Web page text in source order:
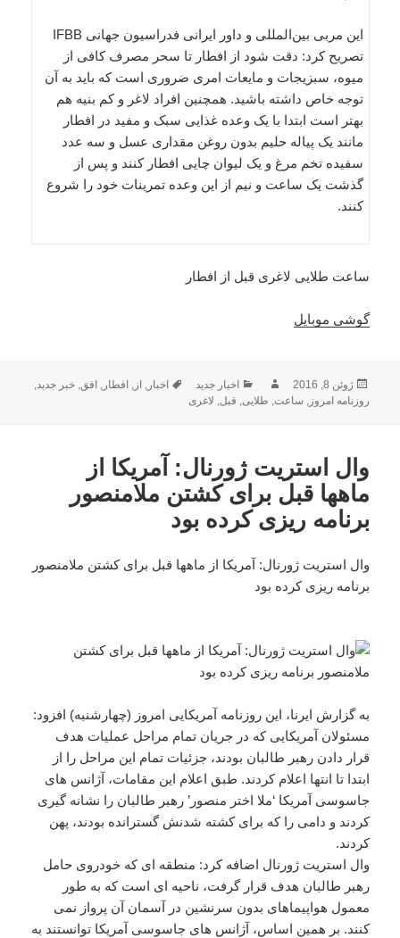
این مربی بین‌المللی و داور ایرانی فدراسیون جهانی IFBB
تصریح کرد: دقت شود از افطار تا سحر مصرف کافى از
میوه، سبزیجات و مایعات امرى ضرورى است که باید به آن
توجه خاص داشته باشید. همچنین افراد لاغر و کم بنیه هم
بهتر است ابتدا با یک وعده غذایى سبک و مفید در افطار
مانند یک پیاله حلیم بدون روغن مقدارى عسل و سه عدد
سفیده تخم مرغ و یک لیوان چایى افطار کنند و پس از
گذشت یک ساعت و نیم از این وعده تمرینات خود را شروع
کنند.
ساعت طلایی لاغری قبل از افطار
گوشی موبایل
ارسال
شده
ژوئن 8, 2016 نویسندهدسته‌ها
اخبار جدید برچسب‌ها
اخبار ,از ,افطار ,افق ,خبر جدید
روزنامه امروز
ساعت طلایی قبل لاغری
وال استریت ژورنال: آمریکا از
ماهها قبل برای کشتن ملامنصور
برنامه ریزی کرده بود
وال استریت ژورنال: آمریکا از ماهها قبل برای کشتن ملامنصور
برنامه ریزی کرده بود
به گزارش ایرنا، این روزنامه آمریکایی امروز (چهارشنبه) افزود:
مسئولان آمریکایی که در جریان تمام مراحل عملیات هدف
قرار دادن رهبر طالبان بودند، جزئیات تمام این مراحل را از
ابتدا تا انتها اعلام کردند. طبق اعلام این مقامات، آژانس های
جاسوسی آمریکا ‘ملا اختر منصور’ رهبر طالبان را نشانه گیری
کردند و دامی را که برای کشته شدنش گسترانده بودند، پهن
کردند.
وال استریت ژورنال اضافه کرد: منطقه ای که خودروی حامل
رهبر طالبان هدف قرار گرفت، ناحیه ای است که به طور
معمول هواپیماهای بدون سرنشین در آسمان آن پرواز نمی
کنند. بر همین اساس، آژانس های جاسوسی آمریکا توانستند به